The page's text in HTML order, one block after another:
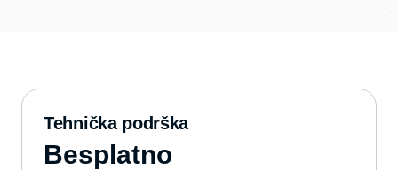
Tehnička podrška
Besplatno